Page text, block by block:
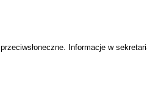
Informacje w